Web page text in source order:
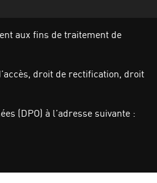
aux fins de traitement de
droit de rectification, droit
(DPO) à l’adresse suivante :